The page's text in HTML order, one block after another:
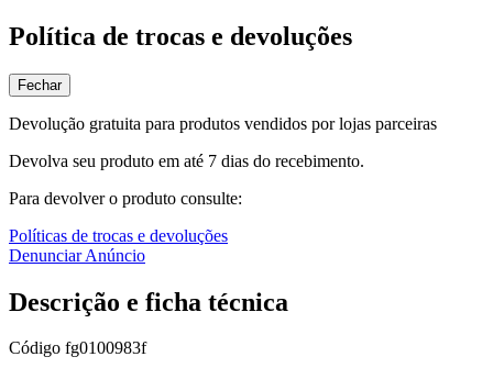
Política de trocas e devoluções
Fechar
Devolução gratuita para produtos vendidos por lojas parceiras
Devolva seu produto em até 7 dias do recebimento.
Para devolver o produto consulte:
Políticas de trocas e devoluções
Denunciar Anúncio
Descrição e ficha técnica
Código fg0100983f